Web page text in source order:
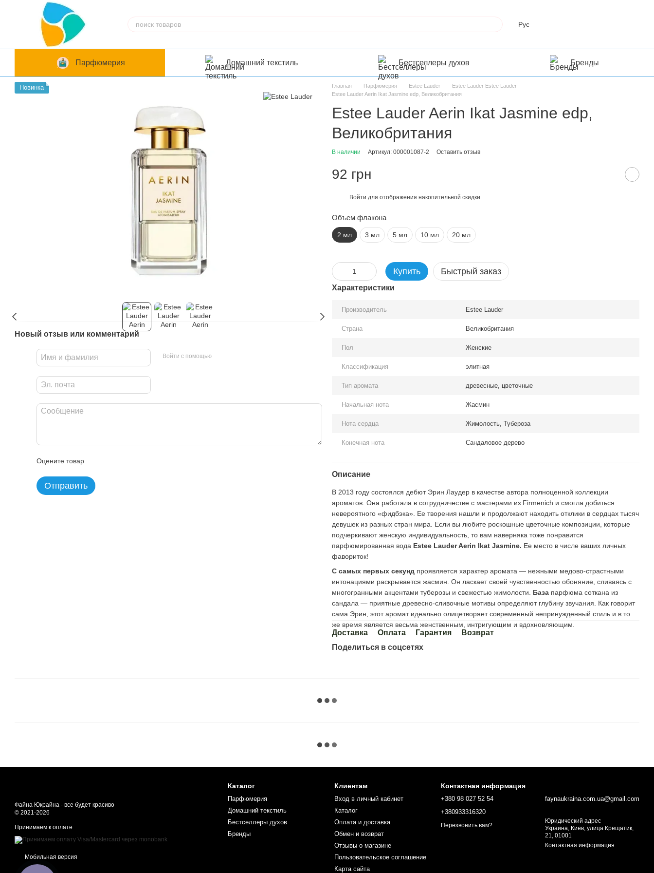
Перейти к основному контенту
Рус
Парфюмерия Домашний текстиль Бестселлеры духов Бренды
Новинка
Новый отзыв или комментарий
Войти с помощью
Оцените товар
Отправить
Главная Парфюмерия Estee Lauder
Estee Lauder Estee Lauder
Estee Lauder Aerin Ikat Jasmine edp, Великобритания
Estee Lauder Aerin Ikat Jasmine edp,
Великобритания
В наличии Артикул: 000001087-2 Оставить отзыв
92 грн
Войти для отображения накопительной скидки
Объем флакона
2 мл 3 мл 5 мл 10 мл 20 мл
Купить Быстрый заказ
Характеристики
Производитель Estee Lauder
Страна Великобритания
Пол Женские
Классификация элитная
Тип аромата древесные, цветочные
Начальная нота Жасмин
Нота сердца Жимолость, Тубероза
Конечная нота Сандаловое дерево
Описание
В 2013 году состоялся дебют Эрин Лаудер в качестве автора полноценной коллекции
ароматов. Она работала в сотрудничестве с мастерами из Firmenich и смогла добиться
невероятного «фидбэка». Ее творения нашли и продолжают находить отклики в сердцах тысяч
девушек из разных стран мира. Если вы любите роскошные цветочные композиции, которые
подчеркивают женскую индивидуальность, то вам наверняка тоже понравится
парфюмированная вода Estee Lauder Aerin Ikat Jasmine. Ее место в числе ваших личных
фавориток!
С самых первых секунд проявляется характер аромата — нежными медово-страстными
интонациями раскрывается жасмин. Он ласкает своей чувственностью обоняние, сливаясь с
многогранными акцентами туберозы и свежестью жимолости. База парфюма соткана из
сандала — приятные древесно-сливочные мотивы определяют глубину звучания. Как говорит
сама Эрин, этот аромат идеально олицетворяет современный непринужденный стиль и в то
же время является весьма женственным, интригующим и вдохновляющим.
Доставка Оплата Гарантия
Возврат
Поделиться в соцсетях
Файна Юкрайна - все будет красиво
© 2021-2026
Принимаем к оплате
Мобильная версия
Каталог
Парфюмерия
Домашний текстиль
Бестселлеры духов
Бренды
Клиентам
Вход в личный кабинет
Каталог
Оплата и доставка
Обмен и возврат
Отзывы о магазине
Пользовательское соглашение
Карта сайта
Контактная информация
+380 98 027 52 54
+380933316320
Перезвонить вам?
faynaukraina.com.ua@gmail.com
Юридический адрес
Украина, Киев, улица Крещатик,
21, 01001
Контактная информация